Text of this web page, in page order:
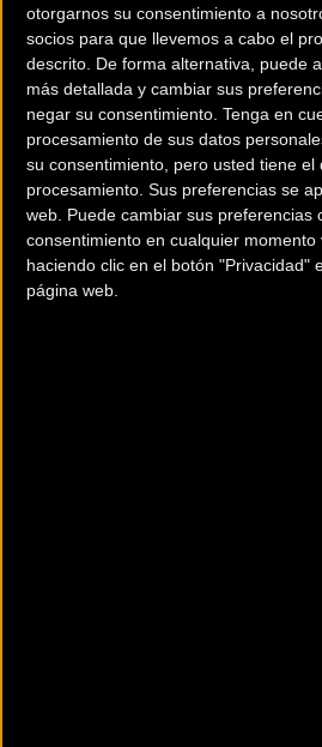
otorgarnos su consentimiento a
socios para que llevemos a cabo el
descrito. De forma alternativa, puede
más detallada y cambiar sus
negar su consentimiento. Tenga en
procesamiento de sus datos
su consentimiento, pero usted tiene
procesamiento. Sus preferencias se
web. Puede cambiar sus preferencias
consentimiento en cualquier
haciendo clic en el botón "Privacidad"
página web.
duras de la historia
posteriormente se dirigirá
pasando primero por Lleida,
Será entonces cuando
montañoso deCantabria y
finales duros que
clasificación.